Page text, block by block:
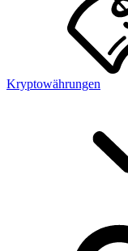
Kryptowährungen